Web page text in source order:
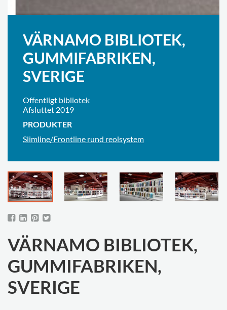
VÄRNAMO BIBLIOTEK,
GUMMIFABRIKEN,
SVERIGE
Offentligt bibliotek
Afsluttet 2019
PRODUKTER
Slimline/Frontline rund reolsystem
VÄRNAMO BIBLIOTEK,
GUMMIFABRIKEN,
SVERIGE